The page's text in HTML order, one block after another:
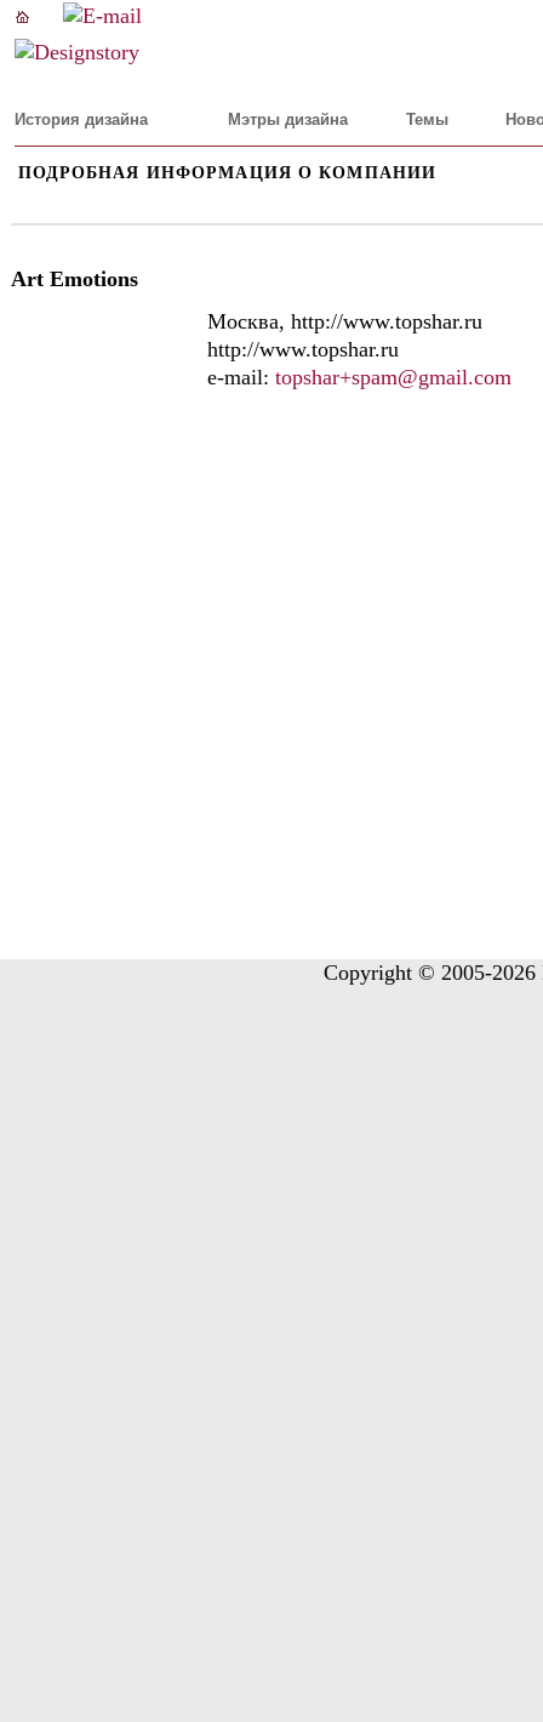
История дизайна Мэтры дизайна Темы
ПОДРОБНАЯ ИНФОРМАЦИЯ О КОМПАНИИ
Art Emotions
Москва, http://www.topshar.ru
http://www.topshar.ru
e-mail: topshar+spam@gmail.com
Copyright © 2005-2026